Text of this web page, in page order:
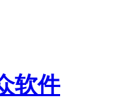
软件